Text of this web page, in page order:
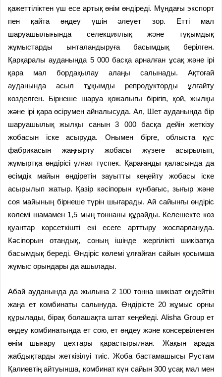
қажеттіліктен үш есе артық өнім өндіреді. Мұндағы экспорт
пен қайта өңдеу үшін әлеует зор. Етті мал
шаруашылығында селекциялық және тұқымдық
жұмыстарды ынталандыруға басымдық берілген.
Қарқаралы ауданында 5 000 басқа арналған ұсақ және ірі
қара мал бордақылау алаңы салынады. Ақтоғай
ауданында асыл тұқымды репродукторды ұлғайту
көзделген. Бірнеше шаруа қожалығы бірігіп, қой, жылқы
және ірі қара өсірумен айналысуда. Ал, Шет ауданында бір
шаруашылық жылқы санын 3 000 басқа дейін жеткізу
жобасын іске асыруда. Онымен бірге, облыста құс
фабрикасын жаңғырту жобасы жүзеге асырылып,
жұмыртқа өндірісі ұлғая түспек. Қарағанды қаласында да
өсімдік майын өндіретін зауытты кеңейту жобасы іске
асырылып жатыр. Қазір кәсіпорын күнбағыс, зығыр және
соя майының бірнеше түрін шығарады. Ай сайынғы өндіріс
көлемі шамамен 1,5 мың тоннаны құрайды. Келешекте көз
қуантар көрсеткішті екі есеге арттыру жоспарлануда.
Кәсіпорын отандық, соның ішінде жергілікті шикізатқа
басымдық береді. Өндіріс көлемі ұлғайған сайын қосымша
жұмыс орындары да ашылады.
Абай ауданында да жылына 2 100 тонна шикізат өңдейтін
жаңа ет комбинаты салынуда. Өндірісте 20 жұмыс орны
құрылады, бірақ болашақта штат кеңейеді. Alisha Group ет
өңдеу комбинатында ет сою, ет өңдеу және консервіленген
өнім шығару цехтары қарастырылған. Жақын арада
жабдықтарды жеткізілуі тиіс. Жоба бастамашысы Рустам
Қалиевтің айтуынша, комбинат күн сайын 300 ұсақ мал мен